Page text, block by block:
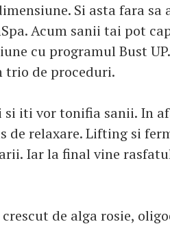
Si asta fara sa
Acum sanii tai pot
cu programul Bust
trio de proceduri.
iti vor tonifia sanii. In
relaxare. Lifting si
Iar la final vine
de alga rosie,